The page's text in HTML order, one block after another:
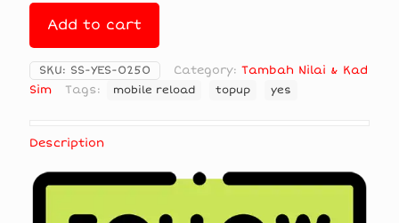
Add to cart
SKU: SS-YES-0250 Category: Tambah Nilai & Kad
Sim
Tags: mobile reload topup yes
Description